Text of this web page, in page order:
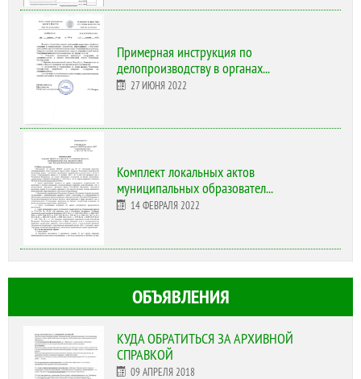
Примерная инструкция по
делопроизводству в органах...
27 ИЮНЯ 2022
Комплект локальных актов
муниципальных образовател...
14 ФЕВРАЛЯ 2022
ОБЪЯВЛЕНИЯ
КУДА ОБРАТИТЬСЯ ЗА АРХИВНОЙ
СПРАВКОЙ
09 АПРЕЛЯ 2018